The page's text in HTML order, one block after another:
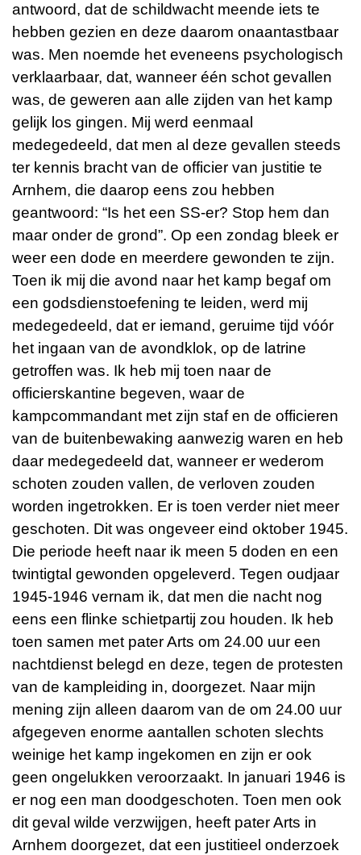
antwoord, dat de schildwacht meende iets te
hebben gezien en deze daarom onaantastbaar
was. Men noemde het eveneens psychologisch
verklaarbaar, dat, wanneer één schot gevallen
was, de geweren aan alle zijden van het kamp
gelijk los gingen. Mij werd eenmaal
medegedeeld, dat men al deze gevallen steeds
ter kennis bracht van de officier van justitie te
Arnhem, die daarop eens zou hebben
geantwoord: “Is het een SS-er? Stop hem dan
maar onder de grond”. Op een zondag bleek er
weer een dode en meerdere gewonden te zijn.
Toen ik mij die avond naar het kamp begaf om
een godsdienstoefening te leiden, werd mij
medegedeeld, dat er iemand, geruime tijd vóór
het ingaan van de avondklok, op de latrine
getroffen was. Ik heb mij toen naar de
officierskantine begeven, waar de
kampcommandant met zijn staf en de officieren
van de buitenbewaking aanwezig waren en heb
daar medegedeeld dat, wanneer er wederom
schoten zouden vallen, de verloven zouden
worden ingetrokken. Er is toen verder niet meer
geschoten. Dit was ongeveer eind oktober 1945.
Die periode heeft naar ik meen 5 doden en een
twintigtal gewonden opgeleverd. Tegen oudjaar
1945-1946 vernam ik, dat men die nacht nog
eens een flinke schietpartij zou houden. Ik heb
toen samen met pater Arts om 24.00 uur een
nachtdienst belegd en deze, tegen de protesten
van de kampleiding in, doorgezet. Naar mijn
mening zijn alleen daarom van de om 24.00 uur
afgegeven enorme aantallen schoten slechts
weinige het kamp ingekomen en zijn er ook
geen ongelukken veroorzaakt. In januari 1946 is
er nog een man doodgeschoten. Toen men ook
dit geval wilde verzwijgen, heeft pater Arts in
Arnhem doorgezet, dat een justitieel onderzoek